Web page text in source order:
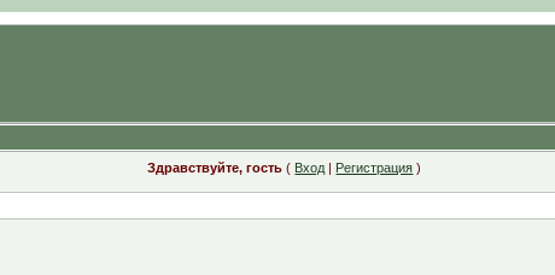
Здравствуйте, гость ( Вход | Регистрация )